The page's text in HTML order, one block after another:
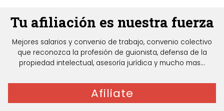
Tu afiliación es nuestra fuerza
Mejores salarios y convenio de trabajo, convenio colectivo
que reconozca la profesión de guionista, defensa de la
propiedad intelectual, asesoría jurídica y mucho mas...
Afiliate